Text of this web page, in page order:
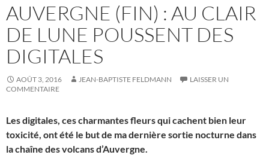
AUVERGNE (FIN) : AU CLAIR
DE LUNE POUSSENT DES
DIGITALES
AOÛT 3, 2016 JEAN-BAPTISTE FELDMANN
LAISSER UN
COMMENTAIRE
Les digitales, ces charmantes fleurs qui cachent bien leur
toxicité, ont été le but de ma dernière sortie nocturne dans
la chaîne des volcans d’Auvergne.